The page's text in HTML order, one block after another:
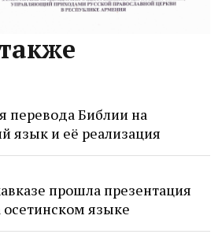
перевода Библии на
язык и её реализация
прошла презентация
языке